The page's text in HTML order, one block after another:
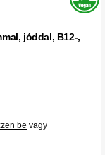
jóddal, B12-,
be vagy